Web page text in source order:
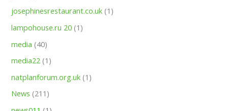
josephinesrestaurant.co.uk (1)
lampohouse.ru 20 (1)
media (40)
media22 (1)
natplanforum.org.uk (1)
News (211)